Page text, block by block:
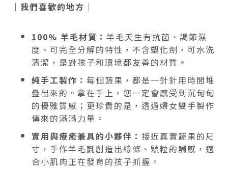
｜我們喜歡的地方｜
100% 羊毛材質： 羊毛天生有抗菌、調節濕
度、可完全分解的特性，不含塑化劑，可水洗
清潔，是對孩子和環境都友善的材質。
純手工製作： 每個蔬果，都是一針針用時間堆
疊出來的。拿在手上，您一定會感受到沉甸甸
的優雅質感；更珍貴的是，透過婦女雙手製作
傳來的滿滿力量。
實用與療癒兼具的小夥伴： 接近真實蔬果的尺
寸，手作羊毛氈創造出線條、顆粒的觸感，適
合小肌肉正在發育的孩子抓握。